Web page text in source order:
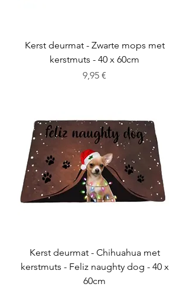
Kerst deurmat - Zwarte mops met
kerstmuts - 40 x 60cm
Cena
9,95 €
Kerst deurmat - Chihuahua met
kerstmuts - Feliz naughty dog - 40 x
60cm